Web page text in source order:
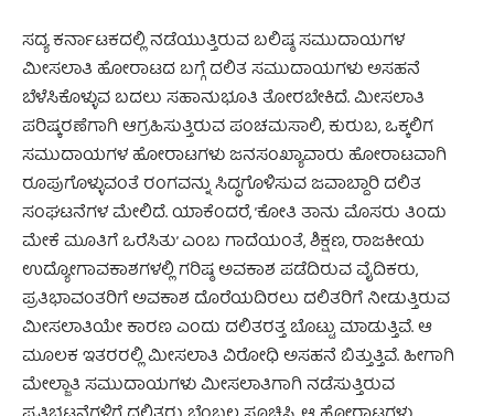
ಸದ್ಯ ಕರ್ನಾಟಕದಲ್ಲಿ ನಡೆಯುತ್ತಿರುವ ಬಲಿಷ್ಠ ಸಮುದಾಯಗಳ
ಮೀಸಲಾತಿ ಹೋರಾಟದ ಬಗ್ಗೆ ದಲಿತ ಸಮುದಾಯಗಳು ಅಸಹನೆ
ಬೆಳೆಸಿಕೊಳ್ಳುವ ಬದಲು ಸಹಾನುಭೂತಿ ತೋರಬೇಕಿದೆ. ಮೀಸಲಾತಿ
ಪರಿಷ್ಕರಣೆಗಾಗಿ ಆಗ್ರಹಿಸುತ್ತಿರುವ ಪಂಚಮಸಾಲಿ, ಕುರುಬ, ಒಕ್ಕಲಿಗ
ಸಮುದಾಯಗಳ ಹೋರಾಟಗಳು ಜನಸಂಖ್ಯಾವಾರು ಹೋರಾಟವಾಗಿ
ರೂಪುಗೊಳ್ಳುವಂತೆ ರಂಗವನ್ನು ಸಿದ್ಧಗೊಳಿಸುವ ಜವಾಬ್ದಾರಿ ದಲಿತ
ಸಂಘಟನೆಗಳ ಮೇಲಿದೆ. ಯಾಕೆಂದರೆ, ’ಕೋತಿ ತಾನು ಮೊಸರು ತಿಂದು
ಮೇಕೆ ಮೂತಿಗೆ ಒರೆಸಿತು’ ಎಂಬ ಗಾದೆಯಂತೆ, ಶಿಕ್ಷಣ, ರಾಜಕೀಯ
ಉದ್ಯೋಗಾವಕಾಶಗಳಲ್ಲಿ ಗರಿಷ್ಠ ಅವಕಾಶ ಪಡೆದಿರುವ ವೈದಿಕರು,
ಪ್ರತಿಭಾವಂತರಿಗೆ ಅವಕಾಶ ದೊರೆಯದಿರಲು ದಲಿತರಿಗೆ ನೀಡುತ್ತಿರುವ
ಮೀಸಲಾತಿಯೇ ಕಾರಣ ಎಂದು ದಲಿತರತ್ತ ಬೊಟ್ಟು ಮಾಡುತ್ತಿವೆ. ಆ
ಮೂಲಕ ಇತರರಲ್ಲಿ ಮೀಸಲಾತಿ ವಿರೋಧಿ ಅಸಹನೆ ಬಿತ್ತುತ್ತಿವೆ. ಹೀಗಾಗಿ
ಮೇಲ್ಜಾತಿ ಸಮುದಾಯಗಳು ಮೀಸಲಾತಿಗಾಗಿ ನಡೆಸುತ್ತಿರುವ